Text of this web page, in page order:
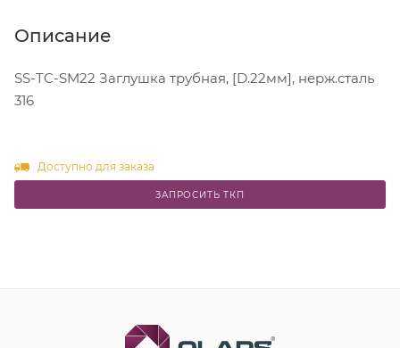
Описание
SS-TC-SM22 Заглушка трубная, [D.22мм], нерж.сталь
316
Доступно для заказа
ЗАПРОСИТЬ ТКП